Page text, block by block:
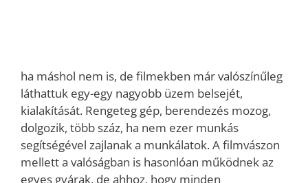
ha máshol nem is, de filmekben már valószínűleg
láthattuk egy-egy nagyobb üzem belsejét,
kialakítását. Rengeteg gép, berendezés mozog,
dolgozik, több száz, ha nem ezer munkás
segítségével zajlanak a munkálatok. A filmvászon
mellett a valóságban is hasonlóan működnek az
egyes gyárak, de ahhoz, hogy minden